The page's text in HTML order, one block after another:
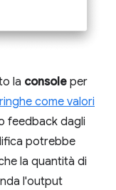
la console per
come valori
feedback dagli
potrebbe
la quantità di
l'output